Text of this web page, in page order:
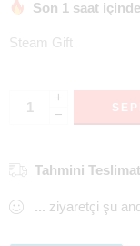
Son 1 saat
Steam Gift
+
−
Tahmini
... ziyaretçi şu